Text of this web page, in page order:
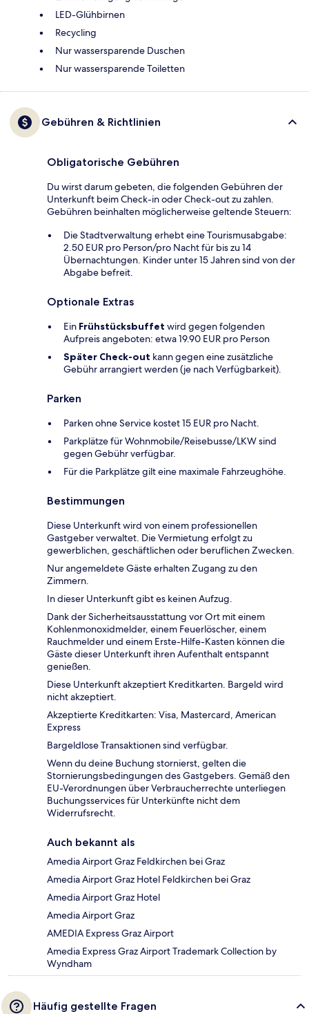
LED-Glühbirnen
Recycling
Nur wassersparende Duschen
Nur wassersparende Toiletten
Gebühren & Richtlinien
Obligatorische Gebühren
Du wirst darum gebeten, die folgenden Gebühren der
Unterkunft beim Check-in oder Check-out zu zahlen.
Gebühren beinhalten möglicherweise geltende Steuern:
Die Stadtverwaltung erhebt eine Tourismusabgabe:
2.50 EUR pro Person/pro Nacht für bis zu 14
Übernachtungen. Kinder unter 15 Jahren sind von der
Abgabe befreit.
Optionale Extras
Ein Frühstücksbuffet wird gegen folgenden
Aufpreis angeboten: etwa 19.90 EUR pro Person
Später Check-out kann gegen eine zusätzliche
Gebühr arrangiert werden (je nach Verfügbarkeit).
Parken
Parken ohne Service kostet 15 EUR pro Nacht.
Parkplätze für Wohnmobile/Reisebusse/LKW sind
gegen Gebühr verfügbar.
Für die Parkplätze gilt eine maximale Fahrzeughöhe.
Bestimmungen
Diese Unterkunft wird von einem professionellen
Gastgeber verwaltet. Die Vermietung erfolgt zu
gewerblichen, geschäftlichen oder beruflichen Zwecken.
Nur angemeldete Gäste erhalten Zugang zu den
Zimmern.
In dieser Unterkunft gibt es keinen Aufzug.
Dank der Sicherheitsausstattung vor Ort mit einem
Kohlenmonoxidmelder, einem Feuerlöscher, einem
Rauchmelder und einem Erste-Hilfe-Kasten können die
Gäste dieser Unterkunft ihren Aufenthalt entspannt
genießen.
Diese Unterkunft akzeptiert Kreditkarten. Bargeld wird
nicht akzeptiert.
Akzeptierte Kreditkarten: Visa, Mastercard, American
Express
Bargeldlose Transaktionen sind verfügbar.
Wenn du deine Buchung stornierst, gelten die
Stornierungsbedingungen des Gastgebers. Gemäß den
EU-Verordnungen über Verbraucherrechte unterliegen
Buchungsservices für Unterkünfte nicht dem
Widerrufsrecht.
Auch bekannt als
Amedia Airport Graz Feldkirchen bei Graz
Amedia Airport Graz Hotel Feldkirchen bei Graz
Amedia Airport Graz Hotel
Amedia Airport Graz
AMEDIA Express Graz Airport
Amedia Express Graz Airport Trademark Collection by
Wyndham
Häufig gestellte Fragen